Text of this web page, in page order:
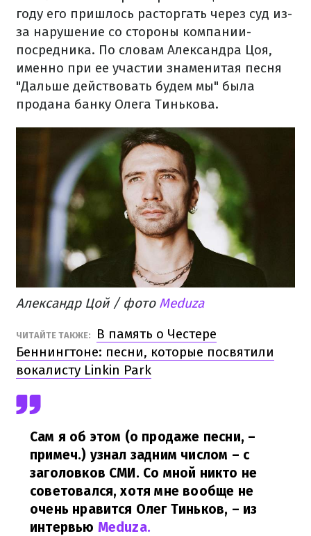
году его пришлось расторгать через суд из-
за нарушение со стороны компании-
посредника. По словам Александра Цоя,
именно при ее участии знаменитая песня
"Дальше действовать будем мы" была
продана банку Олега Тинькова.
Александр Цой / фото Meduza
ЧИТАЙТЕ ТАКЖЕ:
В память о Честере
Беннингтоне: песни, которые посвятили
вокалисту Linkin Park
Сам я об этом (о продаже песни, –
примеч.) узнал задним числом – с
заголовков СМИ. Со мной никто не
советовался, хотя мне вообще не
очень нравится Олег Тиньков, – из
интервью Meduza.